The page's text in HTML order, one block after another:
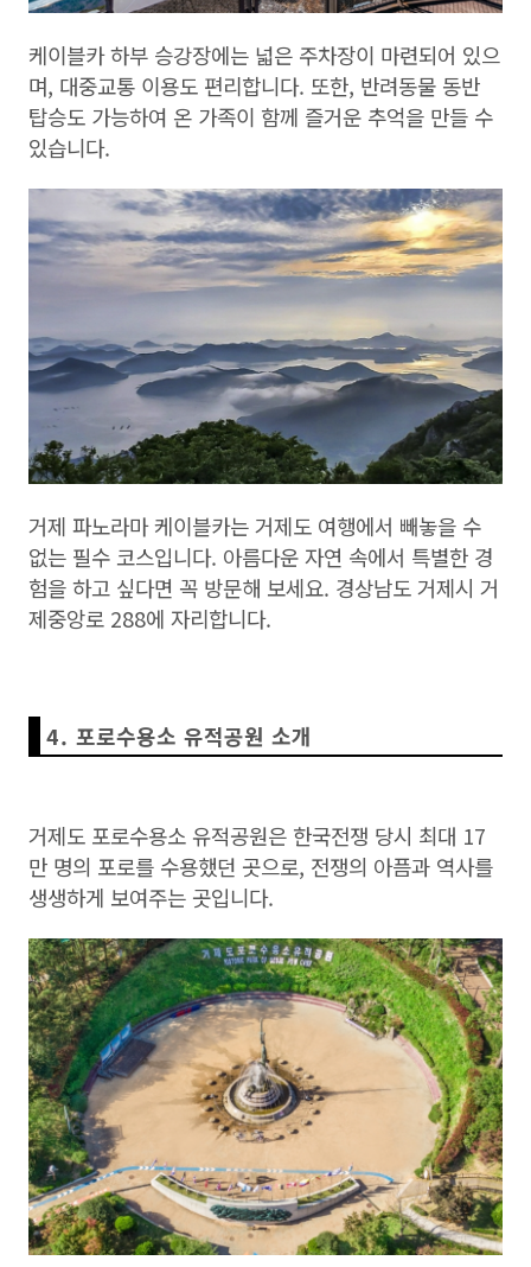
케이블카 하부 승강장에는 넓은 주차장이 마련되어 있으
며, 대중교통 이용도 편리합니다. 또한, 반려동물 동반
탑승도 가능하여 온 가족이 함께 즐거운 추억을 만들 수
있습니다.
거제 파노라마 케이블카는 거제도 여행에서 빼놓을 수
없는 필수 코스입니다. 아름다운 자연 속에서 특별한 경
험을 하고 싶다면 꼭 방문해 보세요. 경상남도 거제시 거
제중앙로 288에 자리합니다.
4. 포로수용소 유적공원 소개
거제도 포로수용소 유적공원은 한국전쟁 당시 최대 17
만 명의 포로를 수용했던 곳으로, 전쟁의 아픔과 역사를
생생하게 보여주는 곳입니다.